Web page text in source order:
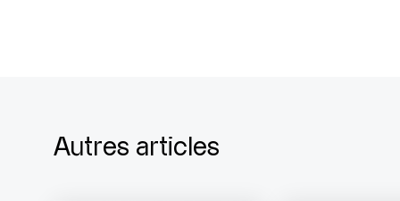
Autres articles